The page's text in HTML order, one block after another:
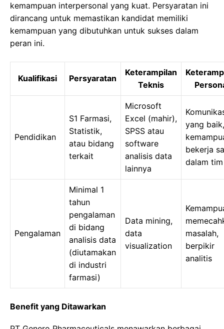
kemampuan interpersonal yang kuat. Persyaratan ini
dirancang untuk memastikan kandidat memiliki
kemampuan yang dibutuhkan untuk sukses dalam
peran ini.
Kualifikasi Persyaratan
Keterampilan
Teknis
Pendidikan
S1 Farmasi,
Statistik,
atau bidang
terkait
Microsoft
Excel (mahir),
SPSS atau
software
analisis data
lainnya
yang baik,
bekerja
dalam tim
Pengalaman
Minimal 1
tahun
pengalaman
di bidang
analisis data
(diutamakan
di industri
farmasi)
Data mining,
data
visualization
masalah,
berpikir
analitis
Benefit yang Ditawarkan